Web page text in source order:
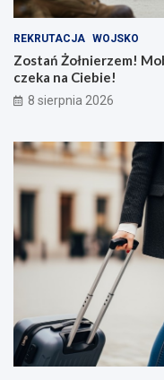
REKRUTACJA WOJSKO
Zostań Żołnierzem!
czeka na Ciebie!
8 sierpnia 2026